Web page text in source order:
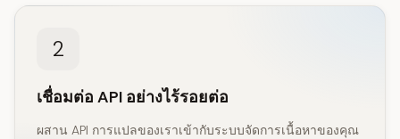
2
เชื่อมต่อ API อย่างไร้รอยต่อ
ผสาน API การแปลของเราเข้ากับระบบจัดการเนื้อหาของคุณ